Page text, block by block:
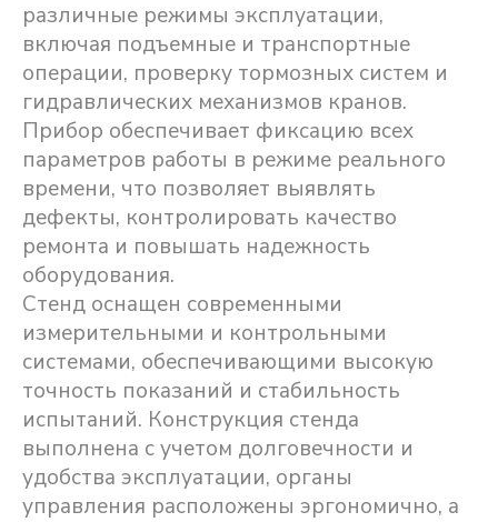
различные режимы эксплуатации,
включая подъемные и транспортные
операции, проверку тормозных систем и
гидравлических механизмов кранов.
Прибор обеспечивает фиксацию всех
параметров работы в режиме реального
времени, что позволяет выявлять
дефекты, контролировать качество
ремонта и повышать надежность
оборудования.
Стенд оснащен современными
измерительными и контрольными
системами, обеспечивающими высокую
точность показаний и стабильность
испытаний. Конструкция стенда
выполнена с учетом долговечности и
удобства эксплуатации, органы
управления расположены эргономично, а